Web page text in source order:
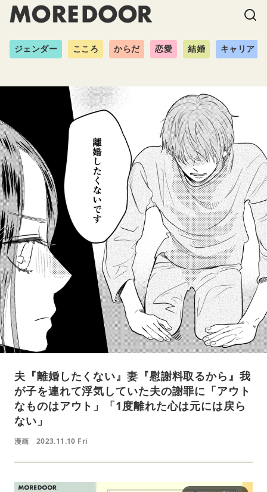
ジェンダー こころ からだ 恋愛 結婚 キャリア
夫『離婚したくない』妻『慰謝料取るから』我
が子を連れて浮気していた夫の謝罪に「アウト
なものはアウト」「1度離れた心は元には戻ら
ない」
漫画 2023.11.10 Fri